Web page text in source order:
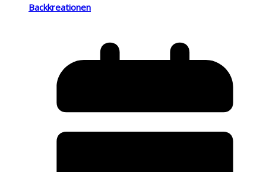
Backkreationen